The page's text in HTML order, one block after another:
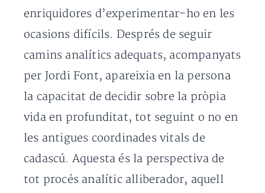
enriquidores d’experimentar-ho en les
ocasions difícils. Després de seguir
camins analítics adequats, acompanyats
per Jordi Font, apareixia en la persona
la capacitat de decidir sobre la pròpia
vida en profunditat, tot seguint o no en
les antigues coordinades vitals de
cadascú. Aquesta és la perspectiva de
tot procés analític alliberador, aquell